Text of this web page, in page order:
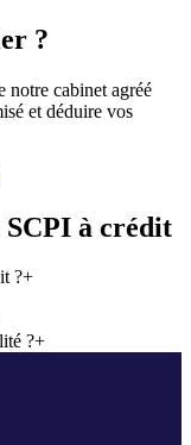
?
notre cabinet agréé
et déduire vos
SCPI à crédit
?+
?+